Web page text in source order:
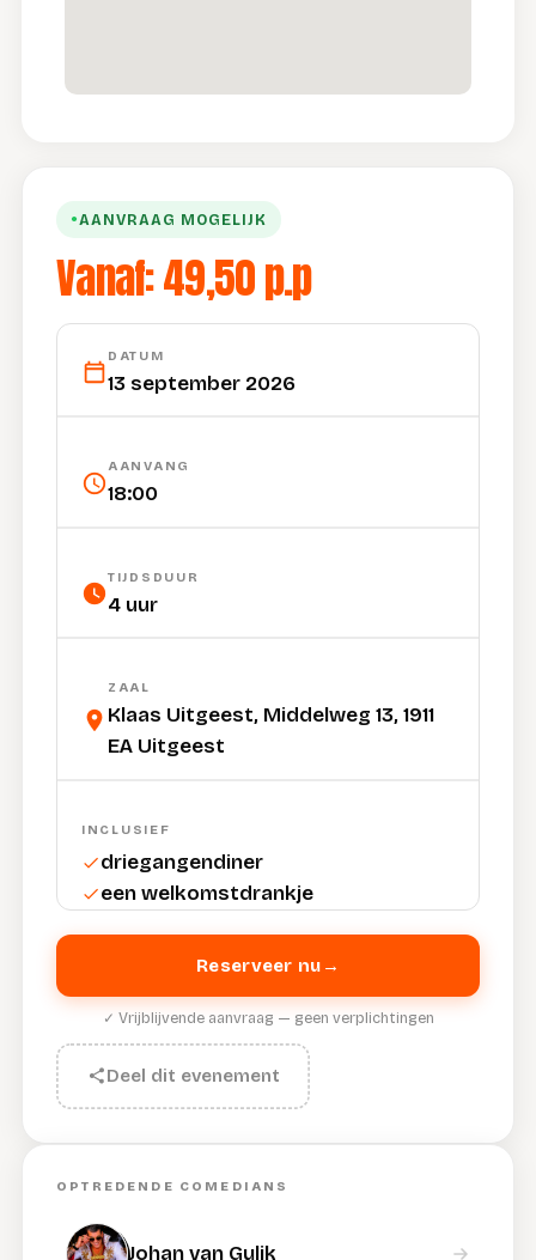
●AANVRAAG MOGELIJK
Vanaf: 49,50 p.p
DATUM
13 september 2026
AANVANG
18:00
TIJDSDUUR
4 uur
ZAAL
Klaas Uitgeest, Middelweg 13, 1911
EA Uitgeest
INCLUSIEF
driegangendiner
een welkomstdrankje
Reserveer nu →
✓ Vrijblijvende aanvraag — geen verplichtingen
Deel dit evenement
OPTREDENDE COMEDIANS
Johan van Gulik